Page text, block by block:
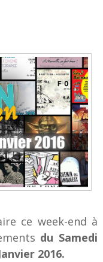
ce week-end à
du Samedi
2016.